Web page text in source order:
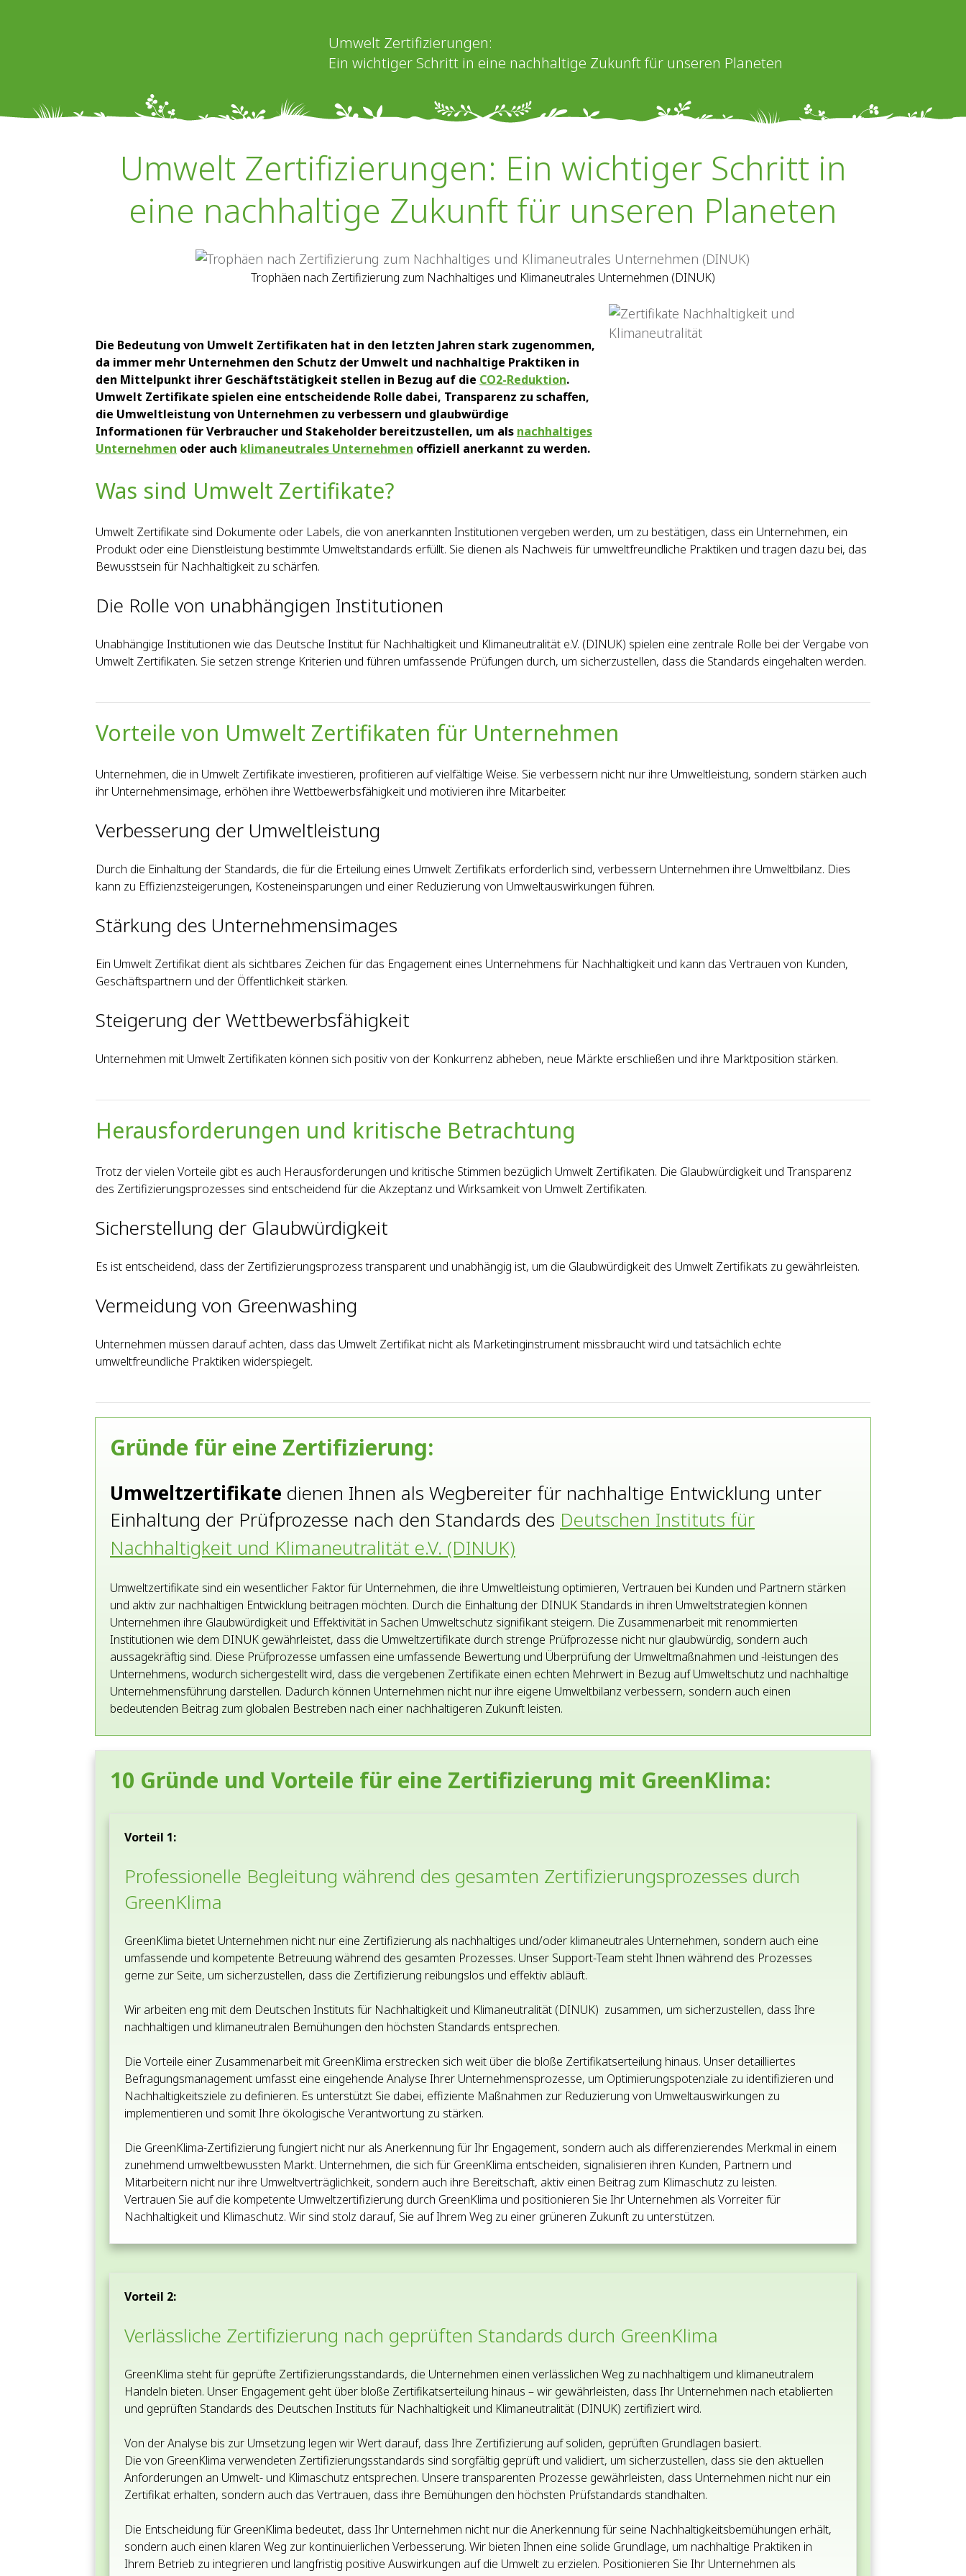
Umwelt Zertifizierungen:
Ein wichtiger Schritt in eine nachhaltige Zukunft für unseren Planeten
Umwelt Zertifizierungen: Ein wichtiger Schritt in
eine nachhaltige Zukunft für unseren Planeten
Trophäen nach Zertifizierung zum Nachhaltiges und Klimaneutrales Unternehmen (DINUK)
Die Bedeutung von Umwelt Zertifikaten hat in den letzten Jahren stark zugenommen,
da immer mehr Unternehmen den Schutz der Umwelt und nachhaltige Praktiken in
den Mittelpunkt ihrer Geschäftstätigkeit stellen in Bezug auf die CO2-Reduktion.
Umwelt Zertifikate spielen eine entscheidende Rolle dabei, Transparenz zu schaffen,
die Umweltleistung von Unternehmen zu verbessern und glaubwürdige
Informationen für Verbraucher und Stakeholder bereitzustellen, um als nachhaltiges
Unternehmen oder auch klimaneutrales Unternehmen offiziell anerkannt zu werden.
Was sind Umwelt Zertifikate?
Umwelt Zertifikate sind Dokumente oder Labels, die von anerkannten Institutionen vergeben werden, um zu bestätigen, dass ein Unternehmen, ein
Produkt oder eine Dienstleistung bestimmte Umweltstandards erfüllt. Sie dienen als Nachweis für umweltfreundliche Praktiken und tragen dazu bei, das
Bewusstsein für Nachhaltigkeit zu schärfen.
Die Rolle von unabhängigen Institutionen
Unabhängige Institutionen wie das Deutsche Institut für Nachhaltigkeit und Klimaneutralität e.V. (DINUK) spielen eine zentrale Rolle bei der Vergabe von
Umwelt Zertifikaten. Sie setzen strenge Kriterien und führen umfassende Prüfungen durch, um sicherzustellen, dass die Standards eingehalten werden.
Vorteile von Umwelt Zertifikaten für Unternehmen
Unternehmen, die in Umwelt Zertifikate investieren, profitieren auf vielfältige Weise. Sie verbessern nicht nur ihre Umweltleistung, sondern stärken auch
ihr Unternehmensimage, erhöhen ihre Wettbewerbsfähigkeit und motivieren ihre Mitarbeiter.
Verbesserung der Umweltleistung
Durch die Einhaltung der Standards, die für die Erteilung eines Umwelt Zertifikats erforderlich sind, verbessern Unternehmen ihre Umweltbilanz. Dies
kann zu Effizienzsteigerungen, Kosteneinsparungen und einer Reduzierung von Umweltauswirkungen führen.
Stärkung des Unternehmensimages
Ein Umwelt Zertifikat dient als sichtbares Zeichen für das Engagement eines Unternehmens für Nachhaltigkeit und kann das Vertrauen von Kunden,
Geschäftspartnern und der Öffentlichkeit stärken.
Steigerung der Wettbewerbsfähigkeit
Unternehmen mit Umwelt Zertifikaten können sich positiv von der Konkurrenz abheben, neue Märkte erschließen und ihre Marktposition stärken.
Herausforderungen und kritische Betrachtung
Trotz der vielen Vorteile gibt es auch Herausforderungen und kritische Stimmen bezüglich Umwelt Zertifikaten. Die Glaubwürdigkeit und Transparenz
des Zertifizierungsprozesses sind entscheidend für die Akzeptanz und Wirksamkeit von Umwelt Zertifikaten.
Sicherstellung der Glaubwürdigkeit
Es ist entscheidend, dass der Zertifizierungsprozess transparent und unabhängig ist, um die Glaubwürdigkeit des Umwelt Zertifikats zu gewährleisten.
Vermeidung von Greenwashing
Unternehmen müssen darauf achten, dass das Umwelt Zertifikat nicht als Marketinginstrument missbraucht wird und tatsächlich echte
umweltfreundliche Praktiken widerspiegelt.
Gründe für eine Zertifizierung:
Umweltzertifikate dienen Ihnen als Wegbereiter für nachhaltige Entwicklung unter
Einhaltung der Prüfprozesse nach den Standards des Deutschen Instituts für
Nachhaltigkeit und Klimaneutralität e.V. (DINUK)
Umweltzertifikate sind ein wesentlicher Faktor für Unternehmen, die ihre Umweltleistung optimieren, Vertrauen bei Kunden und Partnern stärken
und aktiv zur nachhaltigen Entwicklung beitragen möchten. Durch die Einhaltung der DINUK Standards in ihren Umweltstrategien können
Unternehmen ihre Glaubwürdigkeit und Effektivität in Sachen Umweltschutz signifikant steigern. Die Zusammenarbeit mit renommierten
Institutionen wie dem DINUK gewährleistet, dass die Umweltzertifikate durch strenge Prüfprozesse nicht nur glaubwürdig, sondern auch
aussagekräftig sind. Diese Prüfprozesse umfassen eine umfassende Bewertung und Überprüfung der Umweltmaßnahmen und -leistungen des
Unternehmens, wodurch sichergestellt wird, dass die vergebenen Zertifikate einen echten Mehrwert in Bezug auf Umweltschutz und nachhaltige
Unternehmensführung darstellen. Dadurch können Unternehmen nicht nur ihre eigene Umweltbilanz verbessern, sondern auch einen
bedeutenden Beitrag zum globalen Bestreben nach einer nachhaltigeren Zukunft leisten.
10 Gründe und Vorteile für eine Zertifizierung mit GreenKlima:
Vorteil 1:
Professionelle Begleitung während des gesamten Zertifizierungsprozesses durch
GreenKlima
GreenKlima bietet Unternehmen nicht nur eine Zertifizierung als nachhaltiges und/oder klimaneutrales Unternehmen, sondern auch eine
umfassende und kompetente Betreuung während des gesamten Prozesses. Unser Support-Team steht Ihnen während des Prozesses
gerne zur Seite, um sicherzustellen, dass die Zertifizierung reibungslos und effektiv abläuft.
Wir arbeiten eng mit dem Deutschen Instituts für Nachhaltigkeit und Klimaneutralität (DINUK) zusammen, um sicherzustellen, dass Ihre
nachhaltigen und klimaneutralen Bemühungen den höchsten Standards entsprechen.
Die Vorteile einer Zusammenarbeit mit GreenKlima erstrecken sich weit über die bloße Zertifikatserteilung hinaus. Unser detailliertes
Befragungsmanagement umfasst eine eingehende Analyse Ihrer Unternehmensprozesse, um Optimierungspotenziale zu identifizieren und
Nachhaltigkeitsziele zu definieren. Es unterstützt Sie dabei, effiziente Maßnahmen zur Reduzierung von Umweltauswirkungen zu
implementieren und somit Ihre ökologische Verantwortung zu stärken.
Die GreenKlima-Zertifizierung fungiert nicht nur als Anerkennung für Ihr Engagement, sondern auch als differenzierendes Merkmal in einem
zunehmend umweltbewussten Markt. Unternehmen, die sich für GreenKlima entscheiden, signalisieren ihren Kunden, Partnern und
Mitarbeitern nicht nur ihre Umweltverträglichkeit, sondern auch ihre Bereitschaft, aktiv einen Beitrag zum Klimaschutz zu leisten.
Vertrauen Sie auf die kompetente Umweltzertifizierung durch GreenKlima und positionieren Sie Ihr Unternehmen als Vorreiter für
Nachhaltigkeit und Klimaschutz. Wir sind stolz darauf, Sie auf Ihrem Weg zu einer grüneren Zukunft zu unterstützen.
Vorteil 2:
Verlässliche Zertifizierung nach geprüften Standards durch GreenKlima
GreenKlima steht für geprüfte Zertifizierungsstandards, die Unternehmen einen verlässlichen Weg zu nachhaltigem und klimaneutralem
Handeln bieten. Unser Engagement geht über bloße Zertifikatserteilung hinaus – wir gewährleisten, dass Ihr Unternehmen nach etablierten
und geprüften Standards des Deutschen Instituts für Nachhaltigkeit und Klimaneutralität (DINUK) zertifiziert wird.
Von der Analyse bis zur Umsetzung legen wir Wert darauf, dass Ihre Zertifizierung auf soliden, geprüften Grundlagen basiert.
Die von GreenKlima verwendeten Zertifizierungsstandards sind sorgfältig geprüft und validiert, um sicherzustellen, dass sie den aktuellen
Anforderungen an Umwelt- und Klimaschutz entsprechen. Unsere transparenten Prozesse gewährleisten, dass Unternehmen nicht nur ein
Zertifikat erhalten, sondern auch das Vertrauen, dass ihre Bemühungen den höchsten Prüfstandards standhalten.
Die Entscheidung für GreenKlima bedeutet, dass Ihr Unternehmen nicht nur die Anerkennung für seine Nachhaltigkeitsbemühungen erhält,
sondern auch einen klaren Weg zur kontinuierlichen Verbesserung. Wir bieten Ihnen eine solide Grundlage, um nachhaltige Praktiken in
Ihrem Betrieb zu integrieren und langfristig positive Auswirkungen auf die Umwelt zu erzielen. Positionieren Sie Ihr Unternehmen als